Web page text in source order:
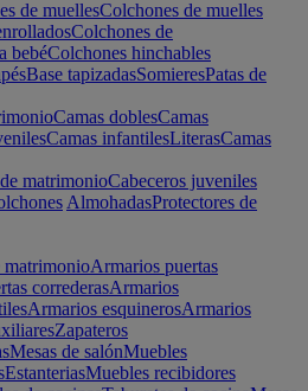
de muellesColchones de muelles
Colchones de
bebéColchones hinchables
Base tapizadasSomieresPatas de
Camas doblesCamas
Camas infantilesLiterasCamas
matrimonioCabeceros juveniles
AlmohadasProtectores de
matrimonioArmarios puertas
correderasArmarios
Armarios esquinerosArmarios
Zapateros
Mesas de salónMuebles
EstanteriasMuebles recibidores